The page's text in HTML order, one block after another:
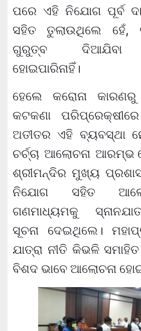
ପରେ ଏହି ନିଯୋଗ ପୂର୍ବ
ସହିତ ତୁଲାଉଥିଲେ ହେଁ,
ଗୁରୁତ୍ବ ଦିଆଯିବା
ହୋଇପାରିନାହିଁ।
ହେଲେ କରୋନା
କଟକଣା
ଅତୀତର ଏହି ବ୍ୟବସ୍ଥା
ଚର୍ଚ୍ଚା ଆଲୋଚନା
ଶ୍ରୀମନ୍ଦିର ମୁଖ୍ୟ
ନିଯୋଗ ସହିତ
ଗଣମାଧ୍ୟମକୁ
ସୂଚନା ଦେଇଥିଲେ।
ଯାତ୍ରା ନୀତି କିଭଳି
ବିଶଦ ଭାବେ ଆଲୋଚନା